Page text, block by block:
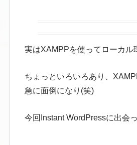
実はXAMPPを使ってローカル
ちょっといろいろあり、
急に面倒になり(笑)
今回Instant WordPressに出会